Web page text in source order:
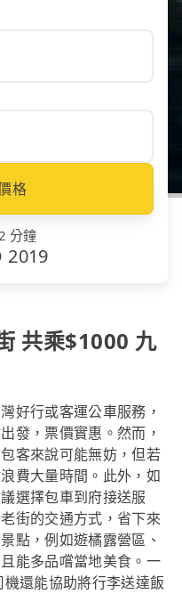
格
分鐘
2019
共乘$1000 九
好行或客運公車服務，
發，票價實惠。然而，
客來說可能無妨，但若
費大量時間。此外，如
選擇包車到府接送服
街的交通方式，省下來
點，例如遊橘露營區、
能多品嚐當地美食。一
還能協助將行李送達飯